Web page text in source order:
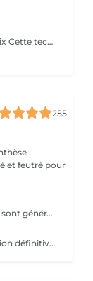
Tarif de 6 euro pour le filament est compris dans le prix Cette technique est juste pratiqué au niveau du visage chez nous. Le but de l'épilation électrique est de détruire les cellules à l'origine de la repousse du poil. La technique consiste à faire glisser dans le follicule pilo-sébacé jusqu'au bulbe un fin filament transmettant le courant électrique destructeur. Une infime impulsion électrique est administrée sur le bulbe pilaire : une forte et brève chaleur localisée est alors ressentie par le client. Le poil est ensuite retiré avec une pince à épiler, sans effectuer de résistance. Ces étapes sont répétées poil par poil jusqu'à la fin de la séance. Contrairement à d'autres méthodes temporaires comme la cire ou le rasage, l'électrolyse offre des résultats permanents. Cette méthode est définitive. Elle traite tout types de poils et peaux. Contraindication = Peacemaker
255
Pour un résultat optimal, 6 à 8 séances de laser diode sont généralement recommandées. En cas de pilosité plus dense, quelques séances supplémentaires peuvent être nécessaires. Recommandations avant chaque séance : - Raser la zone concernée 24h à 48h avant le rendez-vous - Ne pas utiliser de cire, d'épilateur électrique ou de pince à épiler durant les 6 semaines précédant le début du traitement (le rasoir ou les ciseaux restent autorisés) En fin de traitement, 5 à 10 % des poils peuvent subsister. Ceux-ci seront éliminés lors des séances d'entretien, à raison de 1 à 2 fois par an. Le laser traite tous les types de peau, de la plus claire à la plus foncée, ainsi que la majorité des types de poils, à l'exception des poils blancs, qui ne contiennent pas de mélanine.
L'épilation haute-fréquence est une méthode d'épilation définitive au poil par poil. Plus clairement, l'épilation haute fréquence est une évolution de l'épilation électrique aussi appelée électrolyse. Vous l'aurez compris, il s'agit d'une alternative efficace pour tous les types de poils. Notamment les poils blonds, blancs et roux qui ne sont donc pas éligibles à l'épilation laser. Les zones les plus traitées sont les zones du visage. 3€ la minute